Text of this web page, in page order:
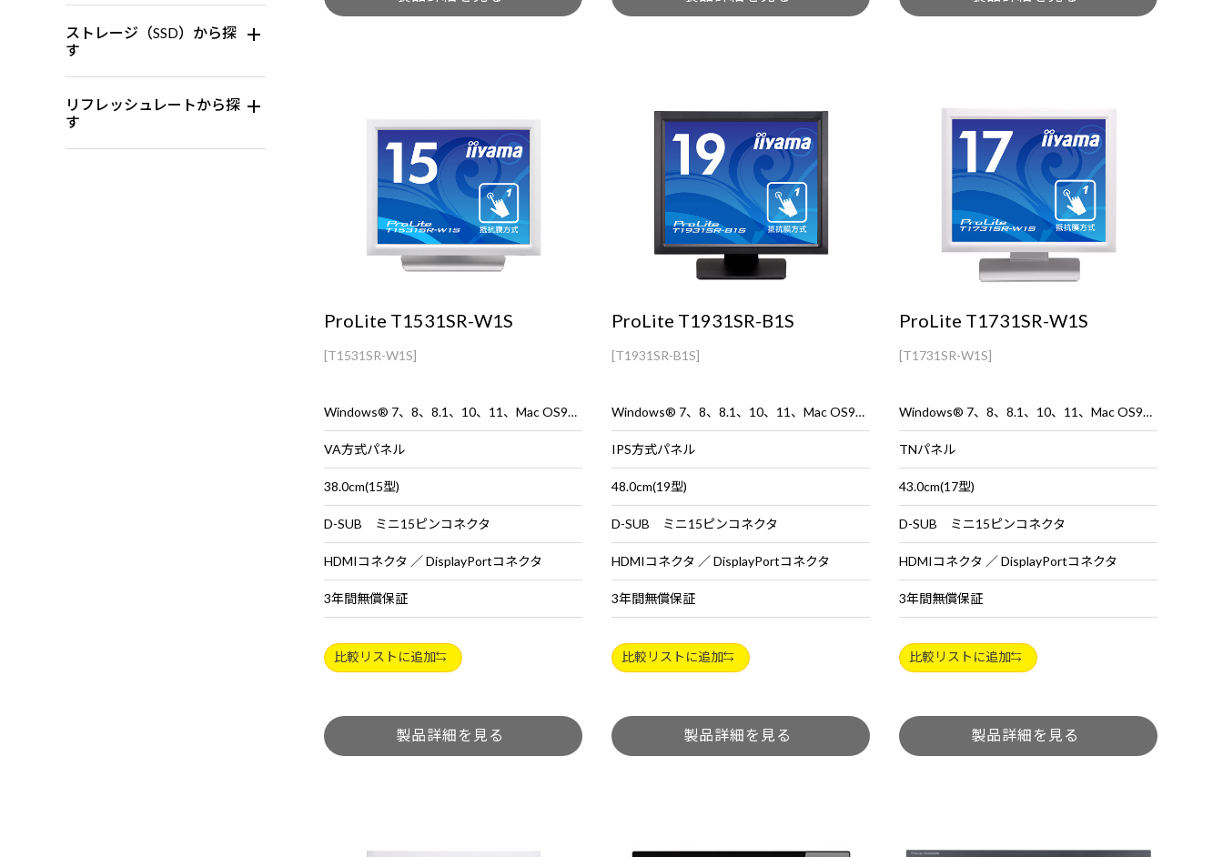
ストレージ（SSD）から探
す
リフレッシュレートから探
す
ProLite T1531SR-W1S
[T1531SR-W1S]
Windows® 7、8、8.1、10、11、Mac OS9、OSX
VA方式パネル
38.0cm(15型)
D-SUB ミニ15ピンコネクタ
HDMIコネクタ ／ DisplayPortコネクタ
3年間無償保証
比較リストに追加
ProLite T1931SR-B1S
[T1931SR-B1S]
Windows® 7、8、8.1、10、11、Mac OS9、OSX
IPS方式パネル
48.0cm(19型)
D-SUB ミニ15ピンコネクタ
HDMIコネクタ ／ DisplayPortコネクタ
3年間無償保証
比較リストに追加
ProLite T1731SR-W1S
[T1731SR-W1S]
Windows® 7、8、8.1、10、11、Mac OS9、OSX
TNパネル
43.0cm(17型)
D-SUB ミニ15ピンコネクタ
HDMIコネクタ ／ DisplayPortコネクタ
3年間無償保証
比較リストに追加